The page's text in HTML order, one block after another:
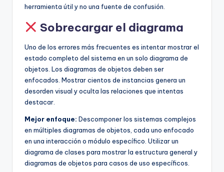
herramienta útil y no una fuente de confusión.
Sobrecargar el diagrama
Uno de los errores más frecuentes es intentar mostrar el
estado completo del sistema en un solo diagrama de
objetos. Los diagramas de objetos deben ser
enfocados. Mostrar cientos de instancias genera un
desorden visual y oculta las relaciones que intentas
destacar.
Mejor enfoque: Descomponer los sistemas complejos
en múltiples diagramas de objetos, cada uno enfocado
en una interacción o módulo específico. Utilizar un
diagrama de clases para mostrar la estructura general y
diagramas de objetos para casos de uso específicos.